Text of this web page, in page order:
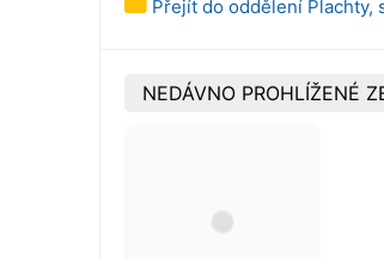
Přejít do oddělení Plachty,
NEDÁVNO PROHLÍŽENÉ